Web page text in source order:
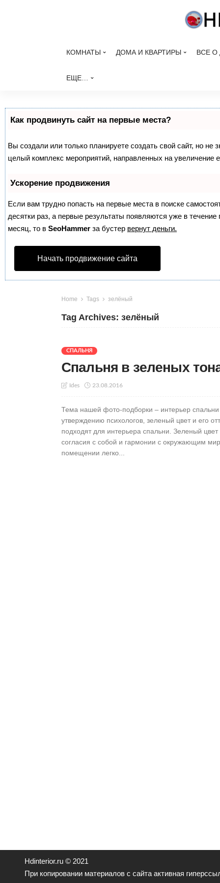
КОМНАТЫ ДОМА И КВАРТИРЫ ВСЕ О
ЕЩЕ…
Как продвинуть сайт на первые места?
Вы создали или только планируете создать свой сайт, но не
целый комплекс мероприятий, направленных на увеличение
Ускорение продвижения
Если вам трудно попасть на первые места в поиске
десятки раз, а первые результаты появляются уже в
месяц, то в SeoHammer за бустер вернут деньги.
Начать продвижение сайта
Home Tags зелёный
Tag Archives: зелёный
СПАЛЬНЯ
Спальня в зеленых
Ides 23.08.2016
Тема нашей фото-подборки – интерьер
утверждению психологов, зеленый цвет и его
подходят для интерьера спальни. Зеленый цвет
согласия с собой и гармонии с окружающим
помещении легко...
Hdinterior.ru © 2021
При копировании материалов с сайта активная